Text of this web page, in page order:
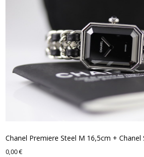
Chanel Premiere Steel M 16,5cm + Chanel
0,00€